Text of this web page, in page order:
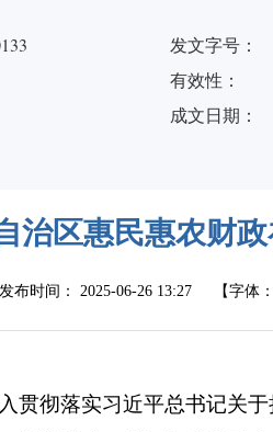
发文字号：
有效性：
成文日期：
治区惠民惠农财
发布时间： 2025-06-26 13:27 【字体：
贯彻落实习近平总书记关